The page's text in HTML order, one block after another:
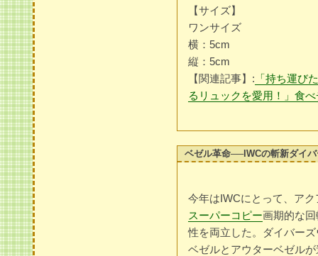
【サイズ】
ワンサイズ
横：5cm
縦：5cm
【関連記事】: 「持ち運び
るリュックを愛用！」食
ベゼル革命──IWCの斬新ダイ
今年はIWCにとって、ア
スーパーコピー画期的な
性を両立した。ダイバー
ベゼルとアウターベゼル